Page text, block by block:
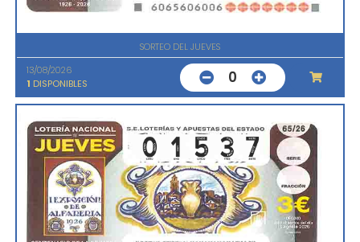
SORTEO DEL JUEVES
13/08/2026
1 DISPONIBLES 0